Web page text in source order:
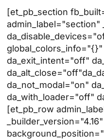
[et_pb_section
admin_label="section"
da_exit_intent="off"
da_not_modal="on"
da_with_loader="off"
[et_pb_row